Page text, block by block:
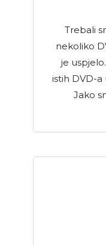
Trebali
nekoliko
je
istih DVD-
Jako